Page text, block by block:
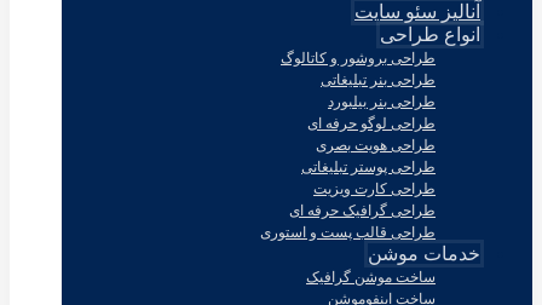
آنالیز سئو سایت
انواع طراحی
طراحی بروشور و کاتالوگ
طراحی بنر تبلیغاتی
طراحی بنر بیلبورد
طراحی لوگو حرفه ای
طراحی هویت بصری
طراحی پوستر تبلیغاتی
طراحی کارت ویزیت
طراحی گرافیک حرفه ای
طراحی قالب پست و استوری
خدمات موشن
ساخت موشن گرافیک
ساخت اینفوموشن